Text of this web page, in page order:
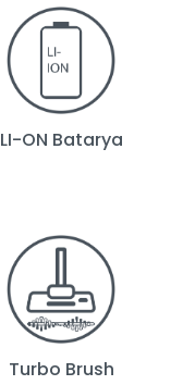
LI-ON Batarya
Turbo Brush